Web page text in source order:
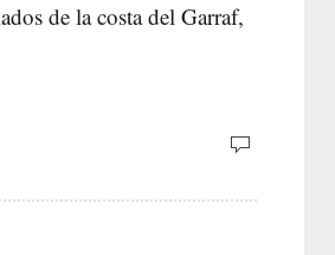
de la costa del Garraf,